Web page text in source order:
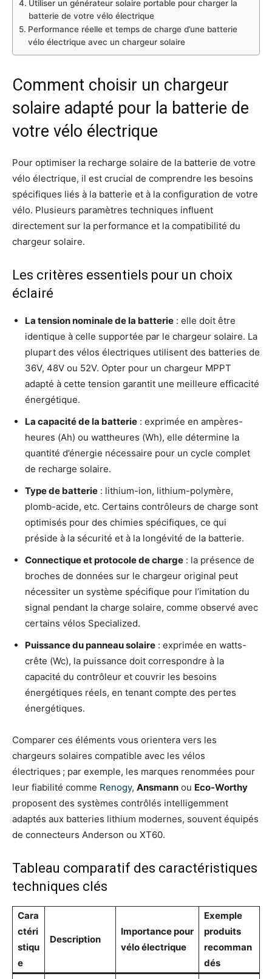
Utiliser un générateur solaire portable pour charger la
batterie de votre vélo électrique
Performance réelle et temps de charge d’une batterie
vélo électrique avec un chargeur solaire
Comment choisir un chargeur
solaire adapté pour la batterie de
votre vélo électrique
Pour optimiser la recharge solaire de la batterie de votre
vélo électrique, il est crucial de comprendre les besoins
spécifiques liés à la batterie et à la configuration de votre
vélo. Plusieurs paramètres techniques influent
directement sur la performance et la compatibilité du
chargeur solaire.
Les critères essentiels pour un choix
éclairé
La tension nominale de la batterie : elle doit être
identique à celle supportée par le chargeur solaire. La
plupart des vélos électriques utilisent des batteries de
36V, 48V ou 52V. Opter pour un chargeur MPPT
adapté à cette tension garantit une meilleure efficacité
énergétique.
La capacité de la batterie : exprimée en ampères-
heures (Ah) ou wattheures (Wh), elle détermine la
quantité d’énergie nécessaire pour un cycle complet
de recharge solaire.
Type de batterie : lithium-ion, lithium-polymère,
plomb-acide, etc. Certains contrôleurs de charge sont
optimisés pour des chimies spécifiques, ce qui
préside à la sécurité et à la longévité de la batterie.
Connectique et protocole de charge : la présence de
broches de données sur le chargeur original peut
nécessiter un système spécifique pour l’imitation du
signal pendant la charge solaire, comme observé avec
certains vélos Specialized.
Puissance du panneau solaire : exprimée en watts-
crête (Wc), la puissance doit correspondre à la
capacité du contrôleur et couvrir les besoins
énergétiques réels, en tenant compte des pertes
énergétiques.
Comparer ces éléments vous orientera vers les
chargeurs solaires compatible avec les vélos
électriques ; par exemple, les marques renommées pour
leur fiabilité comme Renogy, Ansmann ou Eco-Worthy
proposent des systèmes contrôlés intelligemment
adaptés aux batteries lithium modernes, souvent équipés
de connecteurs Anderson ou XT60.
Tableau comparatif des caractéristiques
techniques clés
Cara
ctéri
stiqu
e
Description
Importance pour
vélo électrique
Exemple
produits
recomman
dés